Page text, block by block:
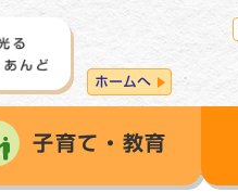
ホームへ
子育て・教育